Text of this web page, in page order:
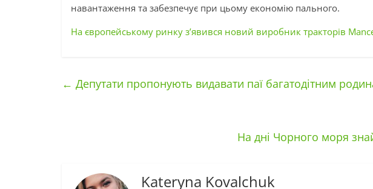
навантаження та забезпечує при цьому економію пального.
На європейському ринку з’явився новий виробник тракторів
← Депутати пропонують видавати паї багатодітним
На дні Чорного моря
Kateryna Kovalchuk